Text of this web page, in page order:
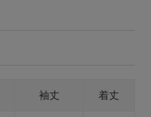
袖丈 着丈